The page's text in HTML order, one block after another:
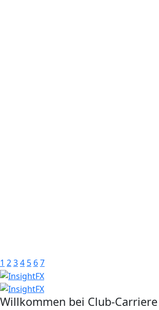
1 234 5 67
Willkommen bei Club-Carriere